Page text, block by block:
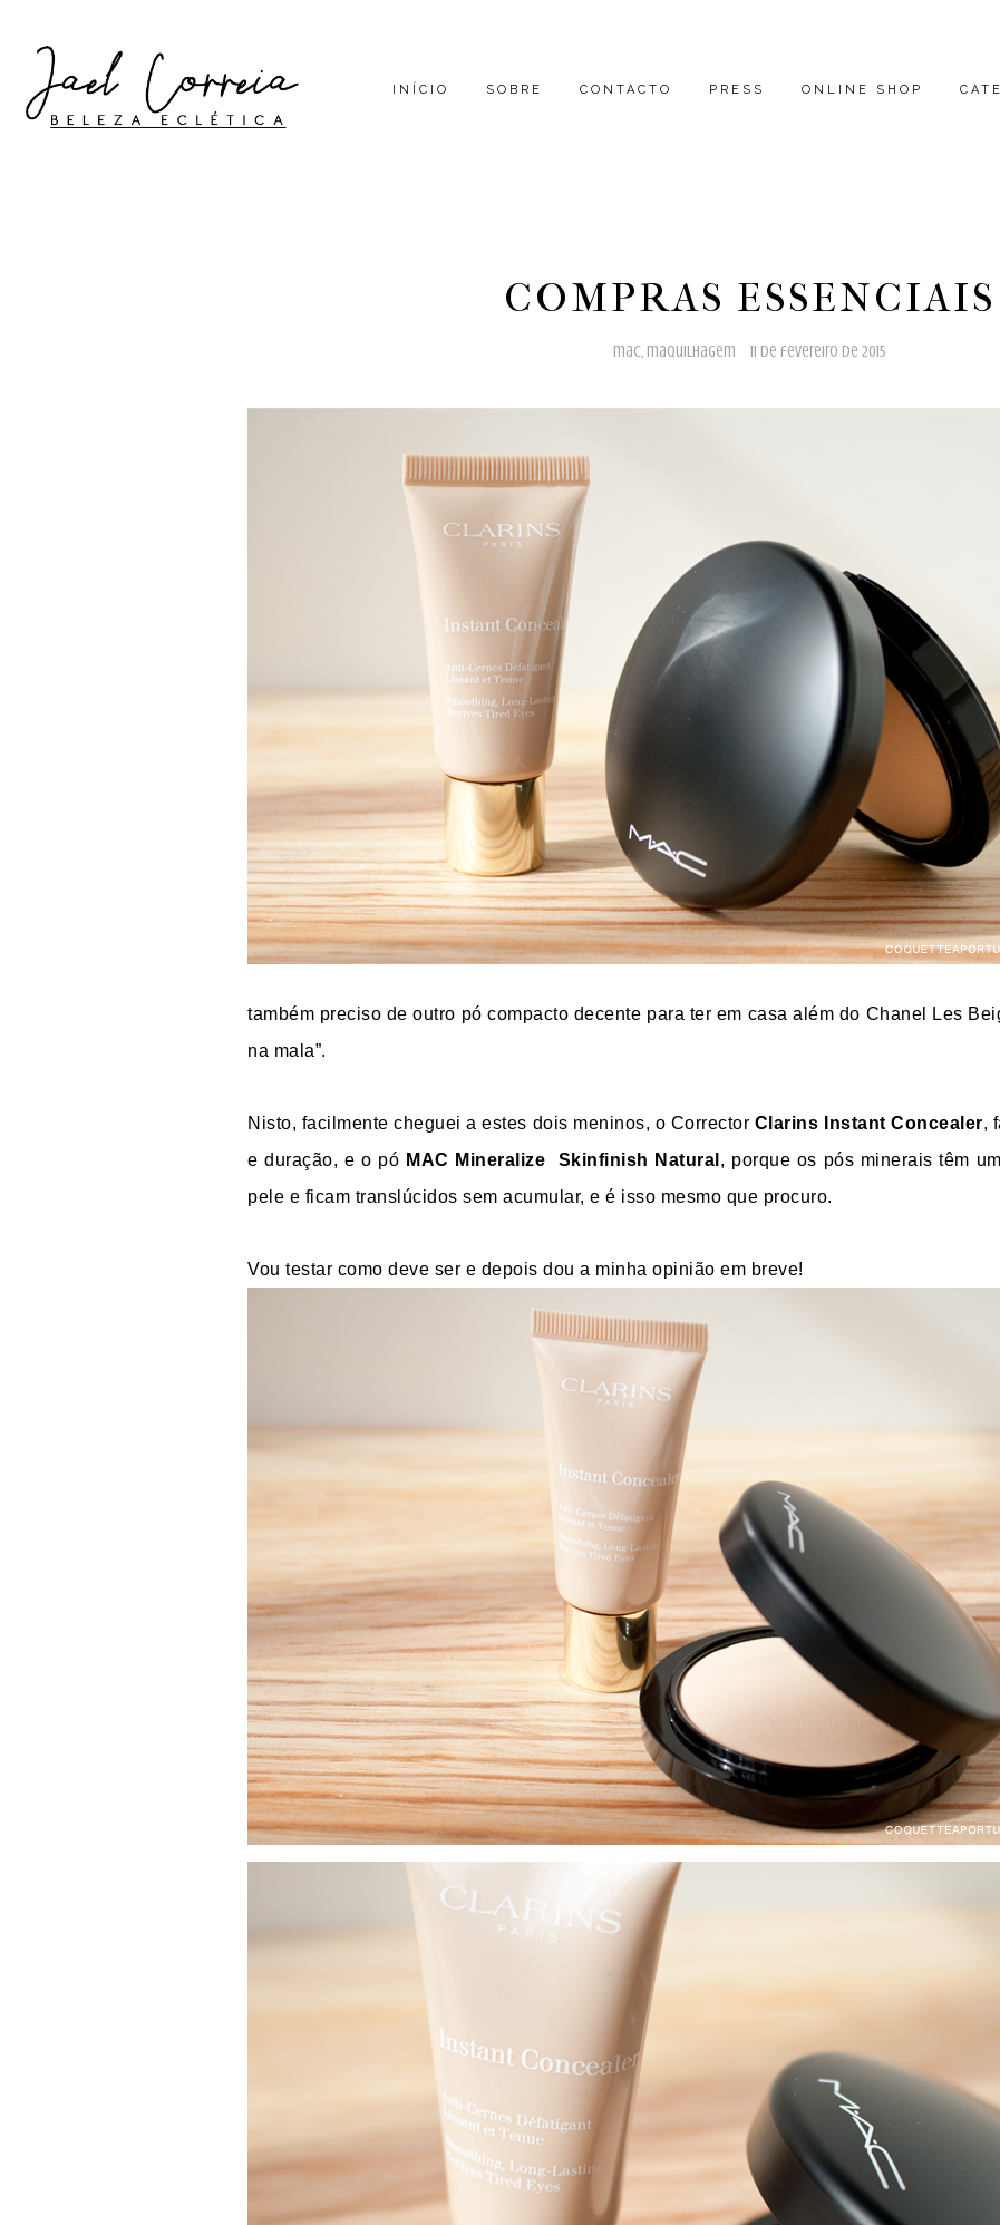
INÍCIO SOBRE CONTACTO PRESS ONLINE SHOP
COMPRAS ESSENCIAIS
mac, maquilhagem 11 de fevereiro de 2015
também preciso de outro pó compacto decente para ter em casa além do Chanel Les
na mala”.
Nisto, facilmente cheguei a estes dois meninos, o Corrector Clarins Instant Concealer,
e duração, e o pó MAC Mineralize Skinfinish Natural , porque os pós minerais têm
pele e ficam translúcidos sem acumular, e é isso mesmo que procuro.
Vou testar como deve ser e depois dou a minha opinião em breve!